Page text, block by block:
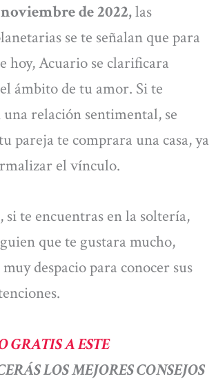
de 2022,las
se te señalan que para
hoy, Acuario se clarificara
ámbito de tu amor. Si te
relación sentimental, se
pareja te comprara una casa, ya
el vínculo.
si te encuentras en la soltería,
que te gustara mucho,
despacio para conocer sus
GRATIS A ESTE
LOS MEJORES CONSEJOS